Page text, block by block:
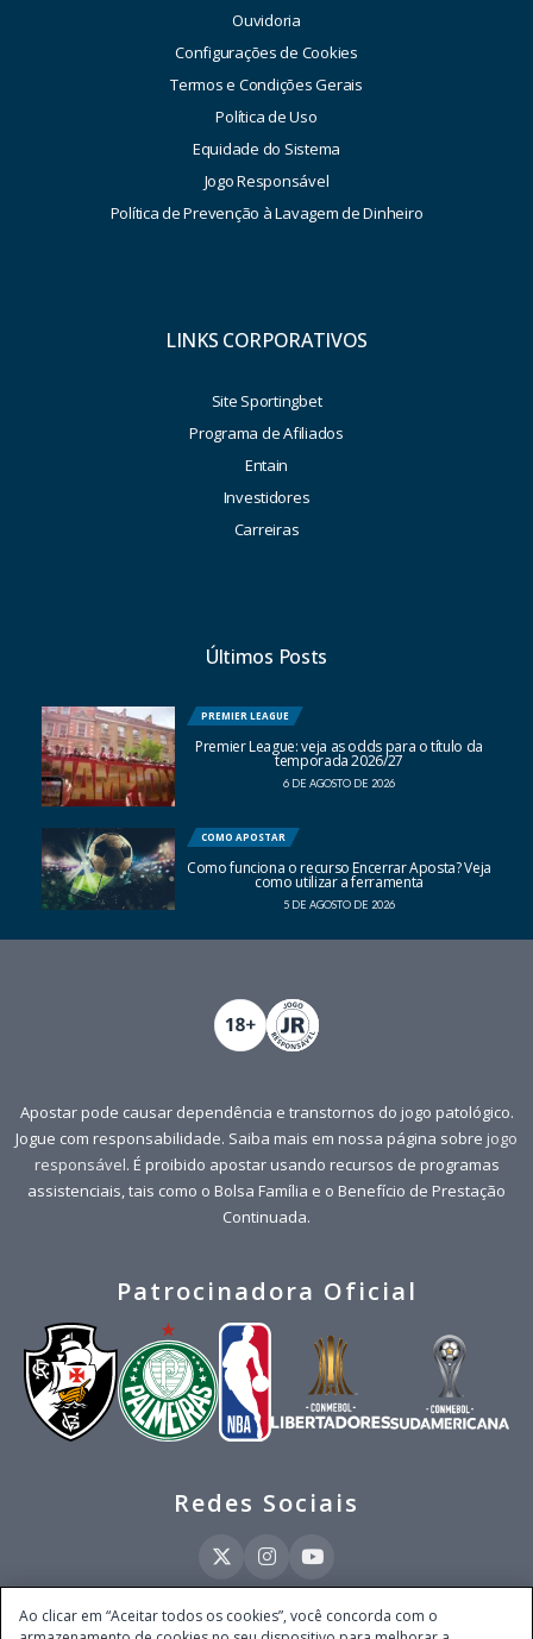
Ouvidoria
Configurações de Cookies
Termos e Condições Gerais
Política de Uso
Equidade do Sistema
Jogo Responsável
Política de Prevenção à Lavagem de Dinheiro
LINKS CORPORATIVOS
Site Sportingbet
Programa de Afiliados
Entain
Investidores
Carreiras
Últimos Posts
PREMIER LEAGUE
Premier League: veja as odds para o título da
temporada 2026/27
6 DE AGOSTO DE 2026
COMO APOSTAR
Como funciona o recurso Encerrar Aposta? Veja
como utilizar a ferramenta
5 DE AGOSTO DE 2026
Apostar pode causar dependência e transtornos do jogo patológico.
Jogue com responsabilidade. Saiba mais em nossa página sobre jogo
responsável. É proibido apostar usando recursos de programas
assistenciais, tais como o Bolsa Família e o Benefício de Prestação
Continuada.
Patrocinadora Oficial
Redes Sociais
Ao clicar em “Aceitar todos os cookies”, você concorda com o